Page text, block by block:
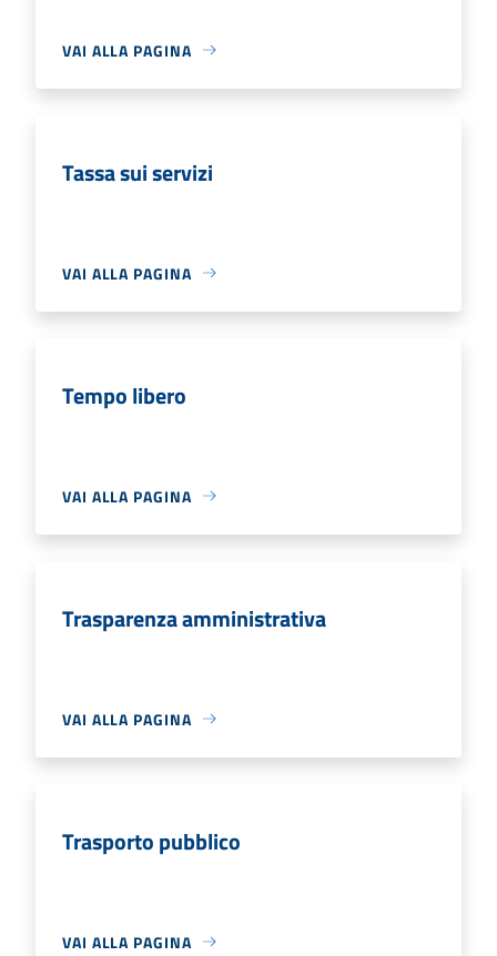
VAI ALLA PAGINA
Tassa sui servizi
VAI ALLA PAGINA
Tempo libero
VAI ALLA PAGINA
Trasparenza amministrativa
VAI ALLA PAGINA
Trasporto pubblico
VAI ALLA PAGINA